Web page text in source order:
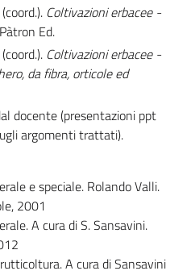
Coltivazioni erbacee -
Ed.
Coltivazioni erbacee -
da fibra, orticole ed
docente (presentazioni ppt
argomenti trattati).
e speciale. Rolando Valli.
2001
A cura di S. Sansavini.
A cura di Sansavini